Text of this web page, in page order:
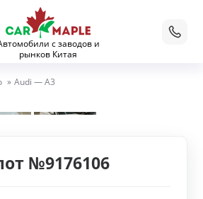
с заводов и
рынков Китая
» Audi — A3
№9176106